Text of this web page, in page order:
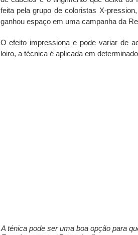
feita pela grupo de coloristas X-
ganhou espaço em uma campanha da
O efeito impressiona e pode variar de
loiro, a técnica é aplicada em
A ténica pode ser uma boa opção para